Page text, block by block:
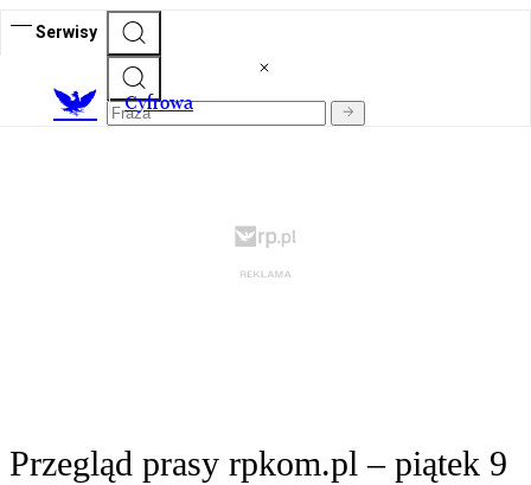
Serwisy
Cyfrowa
Przegląd prasy rpkom.pl – piątek 9